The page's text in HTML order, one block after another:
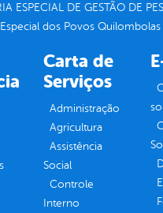
ESPECIAL DE GESTÃO DE
dos Povos Quilombolas
Carta de
Serviços
Administração
Agricultura
Assistência
Social
Controle
Interno